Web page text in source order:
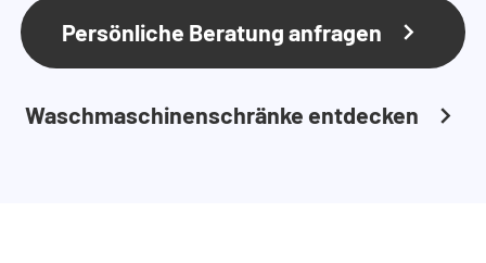
Persönliche Beratung anfragen
Waschmaschinenschränke entdecken